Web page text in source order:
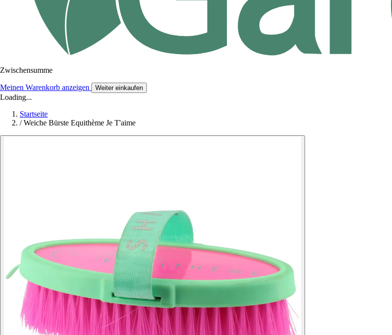
Zwischensumme
Meinen Warenkorb anzeigen Weiter einkaufen
Loading...
Startseite
/ Weiche Bürste Equithème Je T'aime